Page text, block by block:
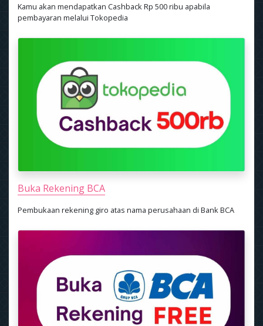
Kamu akan mendapatkan Cashback Rp 500 ribu apabila
pembayaran melalui Tokopedia
Buka Rekening BCA
Pembukaan rekening giro atas nama perusahaan di Bank BCA